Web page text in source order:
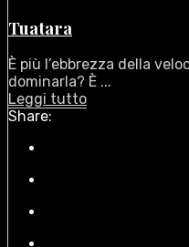
Tuatara
È più l’ebbrezza della
dominarla? È ...
Leggi tutto
Share: